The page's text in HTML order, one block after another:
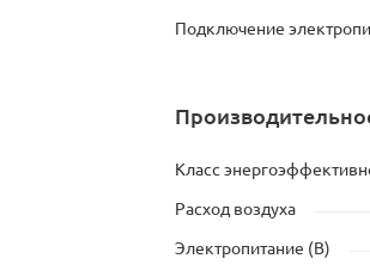
Подключение
Класс
Расход воздуха
Электропитание (В)